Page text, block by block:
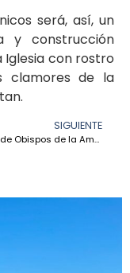
será, así, un
y construcción
Iglesia con rostro
clamores de la
SIGUIENTE
Encuentro de Obispos de la Amazonía: Hacia una Iglesia Amazónica más unida y sinodal – Mons. Alain René Ransay